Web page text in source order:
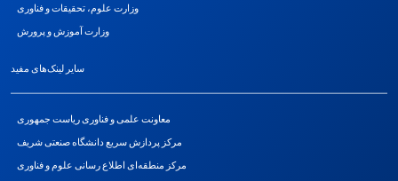
وزارت علوم، تحقیقات و فناوری
وزارت آموزش و پرورش
سایر لینک‌های مفید
معاونت علمی و فناوری ریاست جمهوری
مرکز پردازش سریع دانشگاه صنعتی شریف
مرکز منطقه‌ای اطلاع رسانی علوم و فناوری